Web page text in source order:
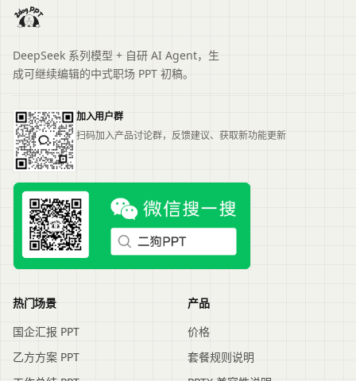
DeepSeek 系列模型 + 自研 AI Agent，生
成可继续编辑的中式职场 PPT 初稿。
加入用户群
扫码加入产品讨论群，反馈建议、获取新功能更新
热门场景
国企汇报 PPT
乙方方案 PPT
产品
价格
套餐规则说明